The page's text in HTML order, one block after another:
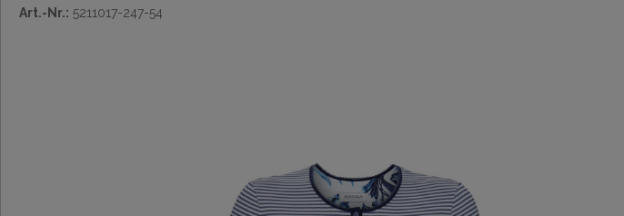
Art.-Nr.: 5211017-247-54